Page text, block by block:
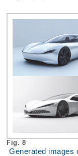
Fig. 8
Generated images